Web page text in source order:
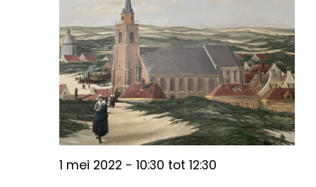
1 mei 2022 - 10:30 tot 12:30